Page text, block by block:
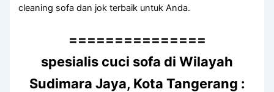
cleaning sofa dаn jok terbaik untuk Anda.
===============
spesialis cuci sofa di Wilayah
Sudimara Jaya, Kota Tangerang :